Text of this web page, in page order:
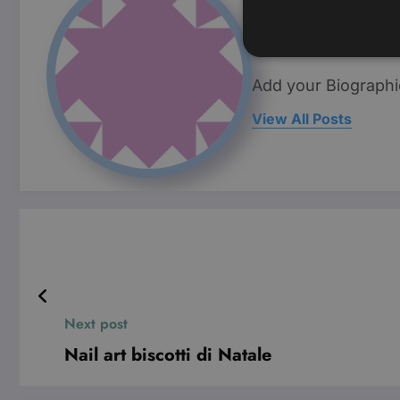
Add your
View All Posts
Next post
Nail art biscotti di Natale
I cookie strettamente